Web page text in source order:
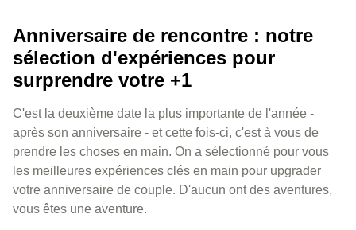
Anniversaire de rencontre : notre
sélection d'expériences pour
surprendre votre +1
C'est la deuxième date la plus importante de l'année -
après son anniversaire - et cette fois-ci, c'est à vous de
prendre les choses en main. On a sélectionné pour vous
les meilleures expériences clés en main pour upgrader
votre anniversaire de couple. D'aucun ont des aventures,
vous êtes une aventure.